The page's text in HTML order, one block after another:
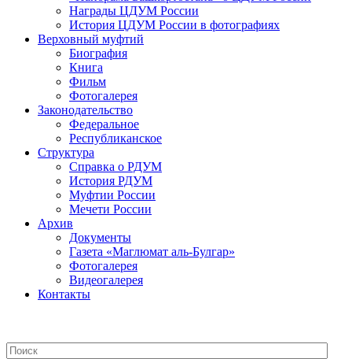
Награды ЦДУМ России
История ЦДУМ России в фотографиях
Верховный муфтий
Биография
Книга
Фильм
Фотогалерея
Законодательство
Федеральное
Республиканское
Структура
Справка о РДУМ
История РДУМ
Муфтии России
Мечети России
Архив
Документы
Газета «Маглюмат аль-Булгар»
Фотогалерея
Видеогалерея
Контакты